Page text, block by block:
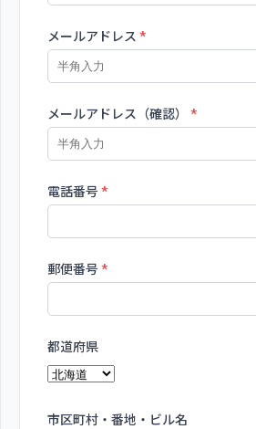
メールアドレス *
メールアドレス（確認） *
電話番号 *
郵便番号 *
都道府県
市区町村・番地・ビル名